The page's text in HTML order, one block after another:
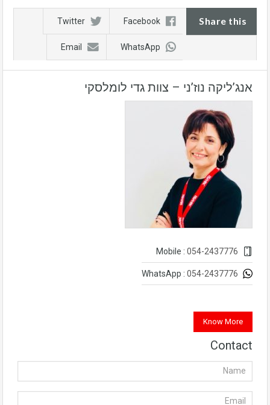
Share this
Facebook
Twitter
WhatsApp
Email
אנג’ליקה נוז’ני – צוות גדי לומלסקי
054-2437776
054-2437776
Know More
Contact